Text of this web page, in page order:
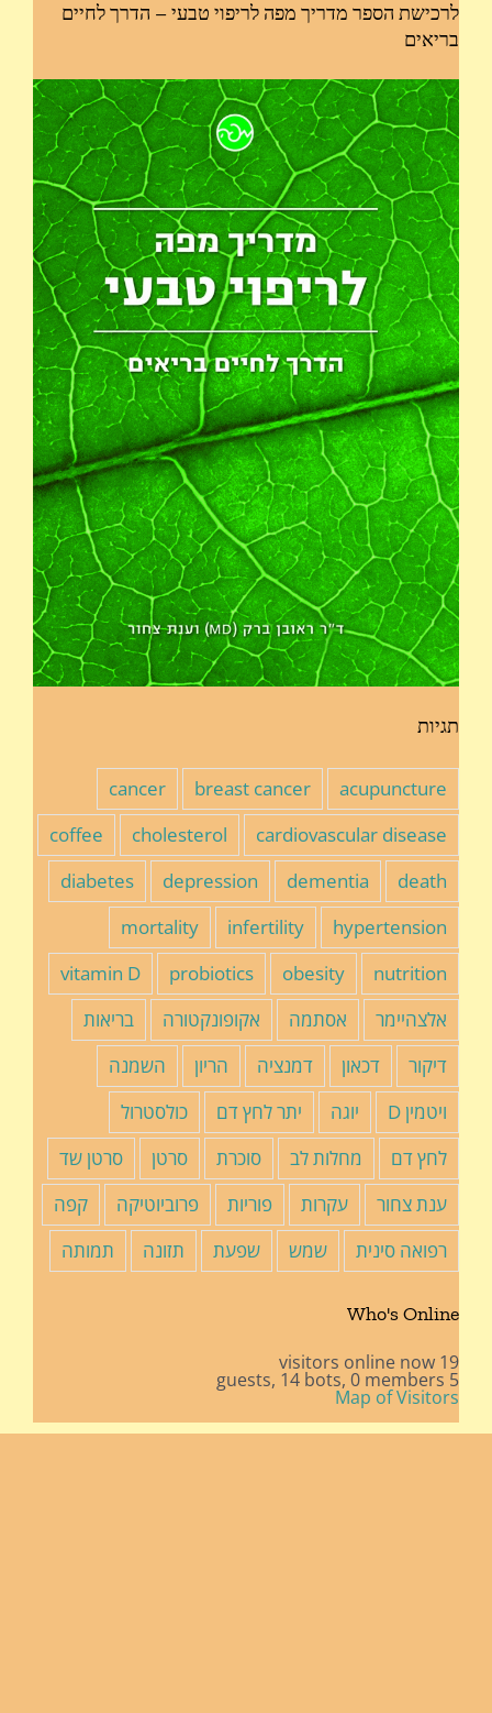
לרכישת הספר מדריך מפה לריפוי טבעי – הדרך לחיים
בריאים
תגיות
acupuncture
breast cancer
cancer
cardiovascular disease
cholesterol
coffee
death
dementia
depression
diabetes
hypertension
infertility
mortality
nutrition
obesity
probiotics
vitamin D
אלצהיימר
אסתמה אקופונקטורה
בריאות
דיקור
דכאון דמנציה הריון
השמנה
ויטמין D
יוגה יתר לחץ דם
כולסטרול
לחץ דם
מחלות לב סוכרת סרטן
סרטן שד
ענת צחור
עקרות פוריות פרוביוטיקה
קפה
רפואה סינית
שמש שפעת תזונה תמותה
Who's Online
19 visitors online now
5 guests,
14 bots, 0 members
Map of Visitors